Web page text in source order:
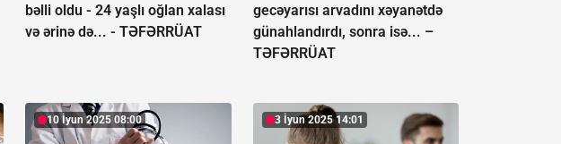
bəlli oldu - 24 yaşlı oğlan xalası
və ərinə də... -TƏFƏRRÜAT
gecəyarısı arvadını xəyanətdə
günahlandırdı, sonra isə... –
TƏFƏRRÜAT
10 İyun 2025 08:00 3 İyun 2025 14:01